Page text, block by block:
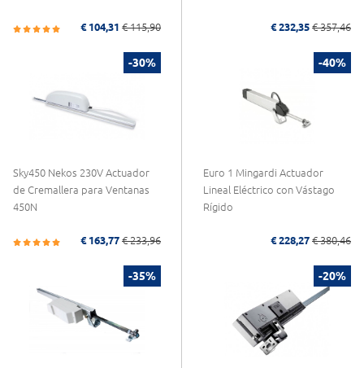
€ 104,31 € 115,90 € 232,35 € 357,46
-30%
Sky450 Nekos 230V Actuador
de Cremallera para Ventanas
450N
€ 163,77 € 233,96
-40%
Euro 1 Mingardi Actuador
Lineal Eléctrico con Vástago
Rígido
€ 228,27 € 380,46
-35% -20%